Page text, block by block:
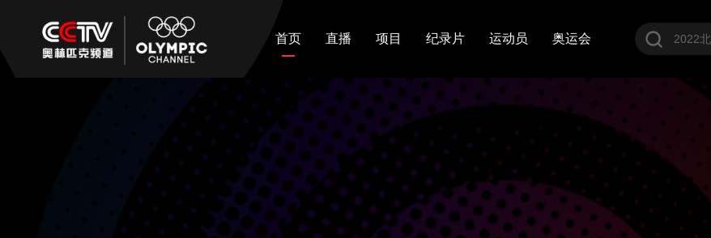
首页 直播 项目 纪录片 运动员 奥运会